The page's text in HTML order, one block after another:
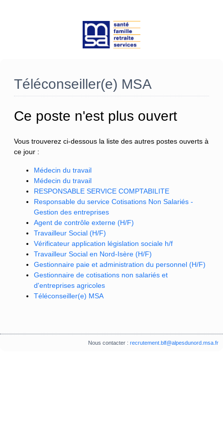
Téléconseiller(e) MSA
Ce poste n'est plus ouvert
Vous trouverez ci-dessous la liste des autres postes ouverts à
ce jour :
Médecin du travail
Médecin du travail
RESPONSABLE SERVICE COMPTABILITE
Responsable du service Cotisations Non Salariés -
Gestion des entreprises
Agent de contrôle externe (H/F)
Travailleur Social (H/F)
Vérificateur application législation sociale h/f
Travailleur Social en Nord-Isère (H/F)
Gestionnaire paie et administration du personnel (H/F)
Gestionnaire de cotisations non salariés et
d'entreprises agricoles
Téléconseiller(e) MSA
Nous contacter :recrutement.blf@alpesdunord.msa.fr